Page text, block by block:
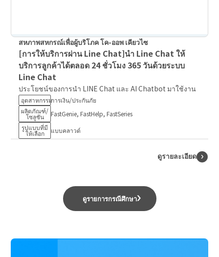
สหภาพสหกรณ์เพื่อผู้บริโภค โค-ออพ เคียวไซ
[การให้บริการผ่าน Line Chat]นำ Line Chat ให้
บริการลูกค้าได้ตลอด 24 ชั่วโมง 365 วันด้วยระบบ
Line Chat
ประโยชน์ของการนำ LINE Chat และ AI Chatbot มาใช้งาน
อุตสาหกรรมการเงิน/ประกันภัย
ผลิตภัณฑ์/
โซลูชัน
FastGenie, FastHelp, FastSeries
รูปแบบที่มี
ให้เลือก แบบคลาวด์
ดูรายละเอียด
ดูรายการกรณีศึกษา